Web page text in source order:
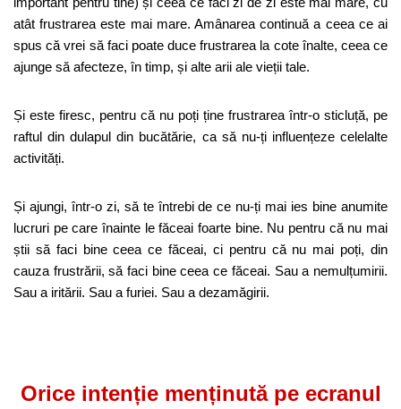
atât frustrarea este mai mare. Amânarea continuă a ceea ce ai
spus că vrei să faci poate duce frustrarea la cote înalte, ceea ce
ajunge să afecteze, în timp, și alte arii ale vieții tale.
Și este firesc, pentru că nu poți ține frustrarea într-o sticluță, pe
raftul din dulapul din bucătărie, ca să nu-ți influențeze celelalte
activități.
Și ajungi, într-o zi, să te întrebi de ce nu-ți mai ies bine anumite
lucruri pe care înainte le făceai foarte bine. Nu pentru că nu mai
știi să faci bine ceea ce făceai, ci pentru că nu mai poți, din
cauza frustrării, să faci bine ceea ce făceai. Sau a nemulțumirii.
Sau a iritării. Sau a furiei. Sau a dezamăgirii.
Orice intenție menținută pe ecranul